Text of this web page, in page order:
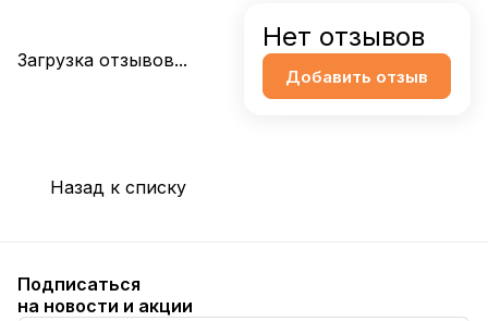
Загрузка отзывов...
Нет отзывов
Добавить отзыв
Назад к списку
Подписаться
на новости и акции